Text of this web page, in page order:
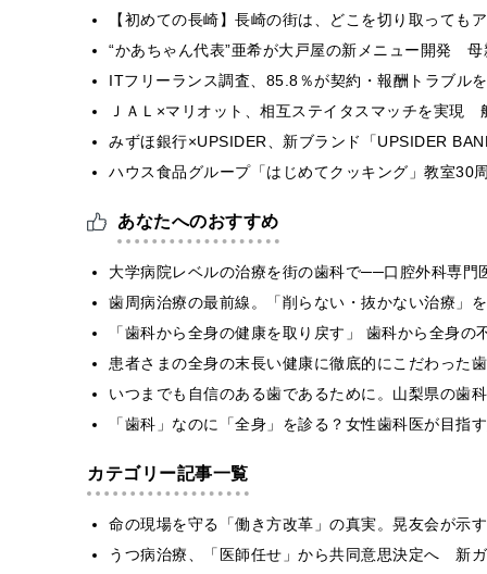
【初めての長崎】長崎の街は、どこを切り取って
“かあちゃん代表”亜希が大戸屋の新メニュー開発
ITフリーランス調査、85.8％が契約・報酬トラブ
ＪＡＬ×マリオット、相互ステイタスマッチを実
みずほ銀行×UPSIDER、新ブランド「UPSIDER
ハウス食品グループ「はじめてクッキング」教室
あなたへのおすすめ
大学病院レベルの治療を街の歯科で──口腔外科専門
歯周病治療の最前線。「削らない・抜かない治療」
「歯科から全身の健康を取り戻す」 歯科から全身
患者さまの全身の末長い健康に徹底的にこだわった
いつまでも自信のある歯であるために。山梨県の歯
「歯科」なのに「全身」を診る？女性歯科医が目指
カテゴリー記事一覧
命の現場を守る「働き方改革」の真実。晃友会が示
うつ病治療、「医師任せ」から共同意思決定へ 新